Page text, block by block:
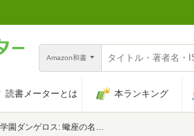
Amazon和書
読書メーターとは 本ランキング
ロス: 蠍座の名探偵 (講談社BOX POWERS BOX)